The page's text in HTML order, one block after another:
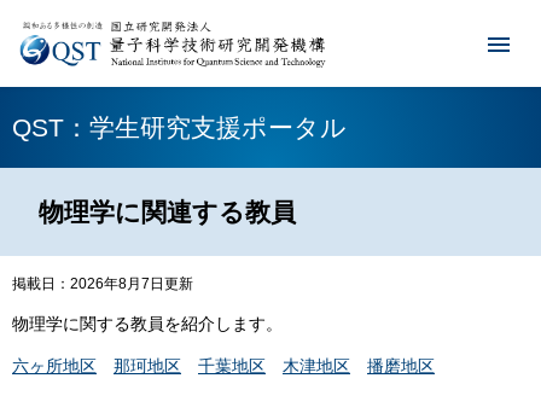
QST：学生研究支援ポータル
物理学に関連する教員
掲載日：2026年8月7日更新
物理学に関する教員を紹介します。
六ヶ所地区 那珂地区 千葉地区 木津地区 播磨地区